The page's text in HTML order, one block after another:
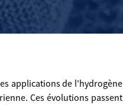
applications de l'hydrogène
Ces évolutions passent